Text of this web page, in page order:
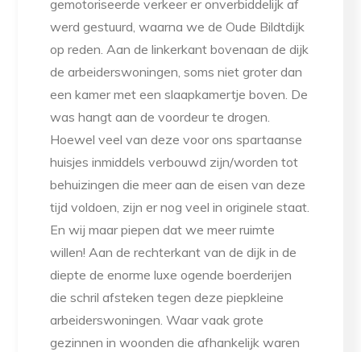
gemotoriseerde verkeer er onverbiddelijk af
werd gestuurd, waarna we de Oude Bildtdijk
op reden. Aan de linkerkant bovenaan de dijk
de arbeiderswoningen, soms niet groter dan
een kamer met een slaapkamertje boven. De
was hangt aan de voordeur te drogen.
Hoewel veel van deze voor ons spartaanse
huisjes inmiddels verbouwd zijn/worden tot
behuizingen die meer aan de eisen van deze
tijd voldoen, zijn er nog veel in originele staat.
En wij maar piepen dat we meer ruimte
willen! Aan de rechterkant van de dijk in de
diepte de enorme luxe ogende boerderijen
die schril afsteken tegen deze piepkleine
arbeiderswoningen. Waar vaak grote
gezinnen in woonden die afhankelijk waren